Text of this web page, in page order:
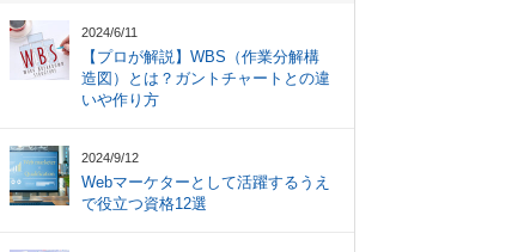
2024/6/11
【プロが解説】WBS（作業分解構
造図）とは？ガントチャートとの違
いや作り方
2024/9/12
Webマーケターとして活躍するうえ
で役立つ資格12選